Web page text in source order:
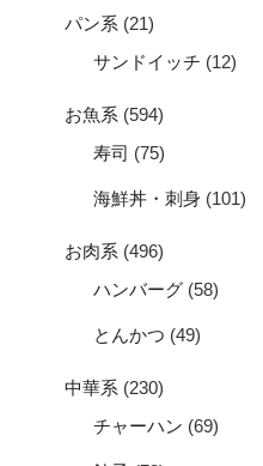
パン系 (21)
サンドイッチ (12)
お魚系 (594)
寿司 (75)
海鮮丼・刺身 (101)
お肉系 (496)
ハンバーグ (58)
とんかつ (49)
中華系 (230)
チャーハン (69)